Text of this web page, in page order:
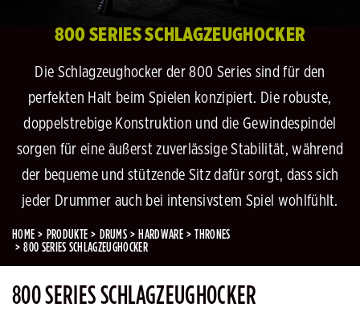
800 SERIES SCHLAGZEUGHOCKER
Die Schlagzeughocker der 800 Series sind für den
perfekten Halt beim Spielen konzipiert. Die robuste,
doppelstrebige Konstruktion und die Gewindespindel
sorgen für eine äußerst zuverlässige Stabilität, während
der bequeme und stützende Sitz dafür sorgt, dass sich
jeder Drummer auch bei intensivstem Spiel wohlfühlt.
HOME PRODUKTE DRUMS HARDWARE
THRONES
800 SERIES SCHLAGZEUGHOCKER
800 SERIES SCHLAGZEUGHOCKER